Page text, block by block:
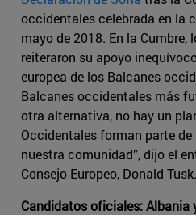
occidentales celebrada en la
mayo de 2018. En la Cumbre,
reiteraron su apoyo
europea de los Balcanes
Balcanes occidentales más
otra alternativa, no hay un
Occidentales forman parte de
nuestra comunidad”, dijo el
Consejo Europeo, Donald Tusk.
Candidatos oficiales: Albania